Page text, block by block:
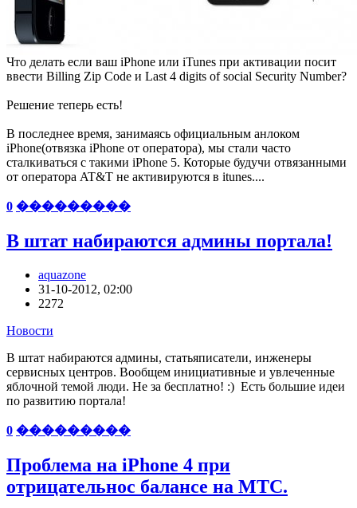
Что делать если ваш iPhone или iTunes при активации посит
ввести Billing Zip Code и Last 4 digits of social Security Number?
Решение теперь есть!
В последнее время, занимаясь официальным анлоком
iPhone(отвязка iPhone от оператора), мы стали часто
сталкиваться с такими iPhone 5. Которые будучи отвязанными
от оператора AT&T не активируются в itunes....
0 ���������
В штат набираются админы портала!
aquazone
31-10-2012, 02:00
2272
Новости
В штат набираются админы, статьяписатели, инженеры
сервисных центров. Вообщем инициативные и увлеченные
яблочной темой люди. Не за бесплатно! :) Есть большие идеи
по развитию портала!
0 ���������
Проблема на iPhone 4 при
отрицательнос балансе на МТС.